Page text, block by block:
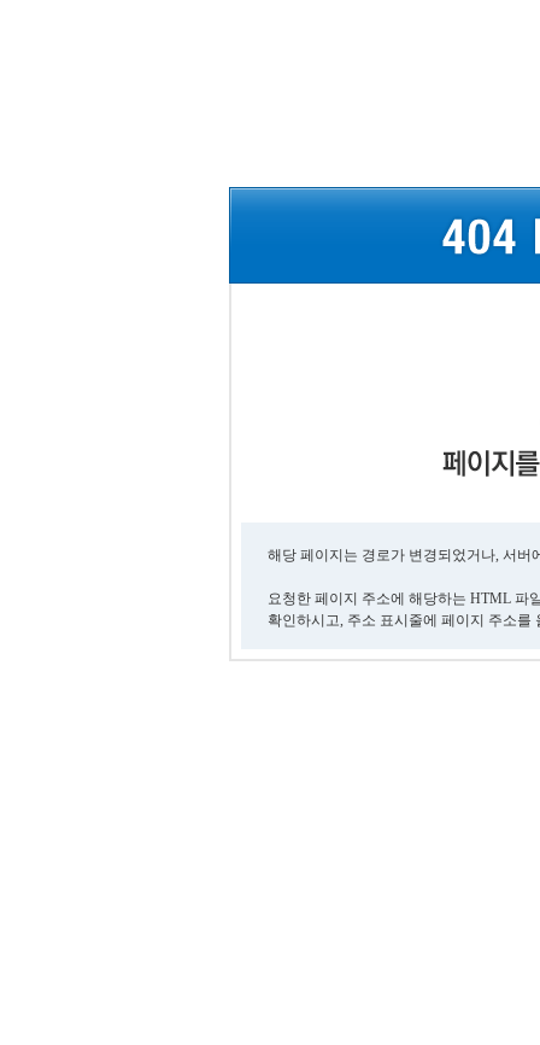
해당 페이지는 경로가 변경되었거나, 서
요청한 페이지 주소에 해당하는 HTML 파
확인하시고, 주소 표시줄에 페이지 주소